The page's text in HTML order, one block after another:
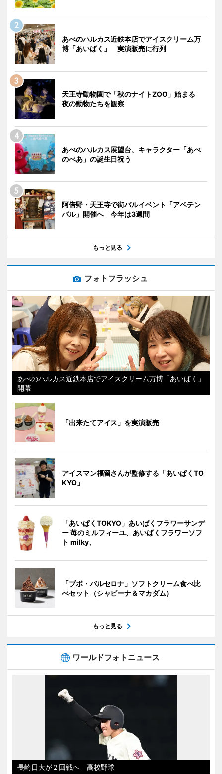
あべのハルカス近鉄本店でアイスクリーム万
博「あいぱく」 実演販売に行列
天王寺動物園で「秋のナイトZOO」始まる
夜の動物たちを観察
あべのハルカス展望台、キャラクター「あべ
のべあ」の誕生日祝う
阿倍野・天王寺で街バルイベント「アベテン
バル」開催へ 今年は3週間
もっと見る
フォトフラッシュ
あべのハルカス近鉄本店でアイスクリーム万博「あいぱく」
開幕
「出来たてアイス」を実演販売
アイスマン福留さんが監修する「あいぱくTO
KYO」
「あいぱくTOKYO」あいぱくフラワーサンデ
ー 苺のミルフィーユ、あいぱくフラワーソフ
ト milky、
「ブボ・バルセロナ」ソフトクリーム食べ比
べセット（シャビーナ＆マカダム）
もっと見る
ワールドフォトニュース
長崎日大が２回戦へ 高校野球